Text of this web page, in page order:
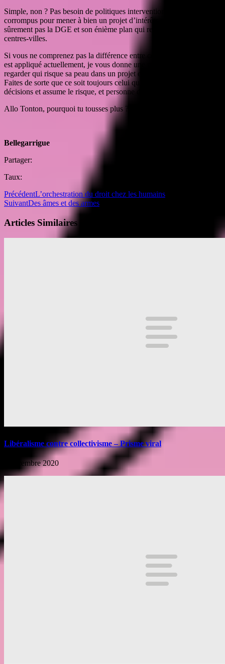
Simple, non ? Pas besoin de politiques interventionnistes et
corrompus pour mener à bien un projet d’intérêts privés. Et ce n’est
sûrement pas la DGE et son énième plan qui revitaliseront les
centres-villes.
Si vous ne comprenez pas la différence entre ce principe et celui qui
est appliqué actuellement, je vous donne une piste de réflexion :
regarder qui risque sa peau dans un projet et voyez celui qui paye.
Faites de sorte que ce soit toujours celui qui paye qui prenne les
décisions et assume le risque, et personne d’autre.
Allo Tonton, pourquoi tu tousses plus ?
Bellegarrigue
Partager:
Taux:
PrécédentL’orchestration du droit chez les humains
SuivantDes âmes et des armes
Articles Similaires
Libéralisme contre collectivisme – Prisme viral
6 décembre 2020